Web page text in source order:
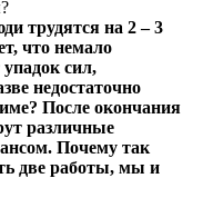
трудятся на 2 – 3
что немало
сил,
недостаточно
После окончания
различные
Почему так
две работы, мы и